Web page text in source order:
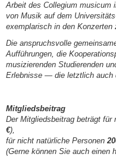
Arbeit des Collegium musicum
von Musik auf dem
exemplarisch in den Konzerten
Die anspruchsvolle
Aufführungen, die
musizierenden Studierenden
Erlebnisse ― die letztlich auch
Mitgliedsbeitrag
Der Mitgliedsbeitrag beträgt für
€),
für nicht natürliche Personen
(Gerne können Sie auch einen